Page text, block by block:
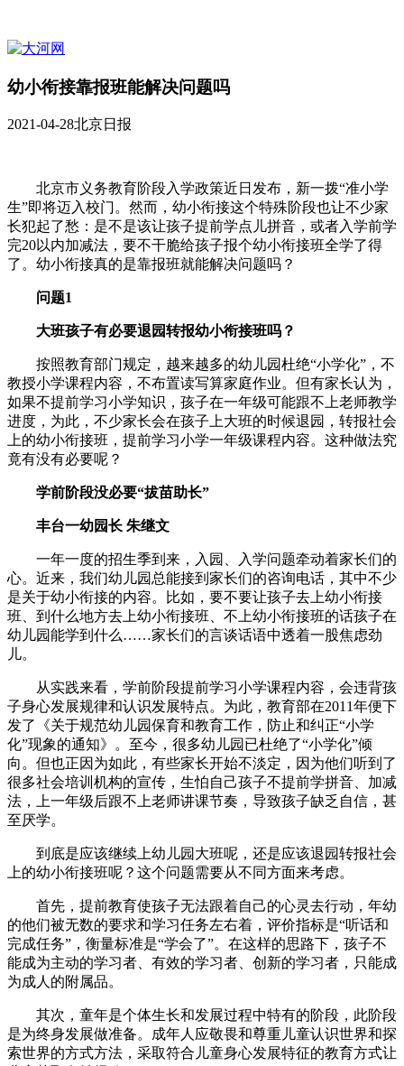
幼小衔接靠报班能解决问题吗
2021-04-28北京日报
北京市义务教育阶段入学政策近日发布，新一拨“准小学
生”即将迈入校门。然而，幼小衔接这个特殊阶段也让不少家
长犯起了愁：是不是该让孩子提前学点儿拼音，或者入学前学
完20以内加减法，要不干脆给孩子报个幼小衔接班全学了得
了。幼小衔接真的是靠报班就能解决问题吗？
问题1
大班孩子有必要退园转报幼小衔接班吗？
按照教育部门规定，越来越多的幼儿园杜绝“小学化”，不
教授小学课程内容，不布置读写算家庭作业。但有家长认为，
如果不提前学习小学知识，孩子在一年级可能跟不上老师教学
进度，为此，不少家长会在孩子上大班的时候退园，转报社会
上的幼小衔接班，提前学习小学一年级课程内容。这种做法究
竟有没有必要呢？
学前阶段没必要“拔苗助长”
丰台一幼园长 朱继文
一年一度的招生季到来，入园、入学问题牵动着家长们的
心。近来，我们幼儿园总能接到家长们的咨询电话，其中不少
是关于幼小衔接的内容。比如，要不要让孩子去上幼小衔接
班、到什么地方去上幼小衔接班、不上幼小衔接班的话孩子在
幼儿园能学到什么……家长们的言谈话语中透着一股焦虑劲
儿。
从实践来看，学前阶段提前学习小学课程内容，会违背孩
子身心发展规律和认识发展特点。为此，教育部在2011年便下
发了《关于规范幼儿园保育和教育工作，防止和纠正“小学
化”现象的通知》。至今，很多幼儿园已杜绝了“小学化”倾
向。但也正因为如此，有些家长开始不淡定，因为他们听到了
很多社会培训机构的宣传，生怕自己孩子不提前学拼音、加减
法，上一年级后跟不上老师讲课节奏，导致孩子缺乏自信，甚
至厌学。
到底是应该继续上幼儿园大班呢，还是应该退园转报社会
上的幼小衔接班呢？这个问题需要从不同方面来考虑。
首先，提前教育使孩子无法跟着自己的心灵去行动，年幼
的他们被无数的要求和学习任务左右着，评价指标是“听话和
完成任务”，衡量标准是“学会了”。在这样的思路下，孩子不
能成为主动的学习者、有效的学习者、创新的学习者，只能成
为成人的附属品。
其次，童年是个体生长和发展过程中特有的阶段，此阶段
是为终身发展做准备。成年人应敬畏和尊重儿童认识世界和探
索世界的方式方法，采取符合儿童身心发展特征的教育方式让